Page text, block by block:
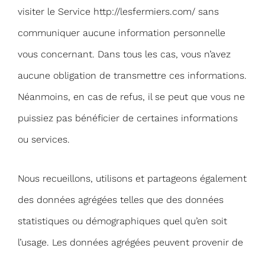
visiter le Service http://lesfermiers.com/ sans
communiquer aucune information personnelle
vous concernant. Dans tous les cas, vous n’avez
aucune obligation de transmettre ces informations.
Néanmoins, en cas de refus, il se peut que vous ne
puissiez pas bénéficier de certaines informations
ou services.
Nous recueillons, utilisons et partageons également
des données agrégées telles que des données
statistiques ou démographiques quel qu’en soit
l’usage. Les données agrégées peuvent provenir de